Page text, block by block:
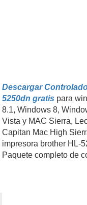
Descargar
5250dn gratis para
8.1, Windows 8,
Vista y MAC Sierra,
Capitan Mac High
impresora brother HL-
Paquete completo de